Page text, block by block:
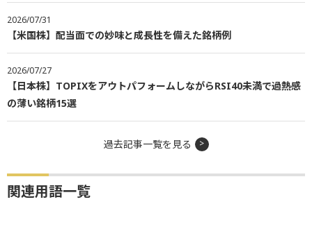
2026/07/31
【米国株】配当面での妙味と成長性を備えた銘柄例
2026/07/27
【日本株】TOPIXをアウトパフォームしながらRSI40未満で過熱感
の薄い銘柄15選
過去記事一覧を見る
関連用語一覧